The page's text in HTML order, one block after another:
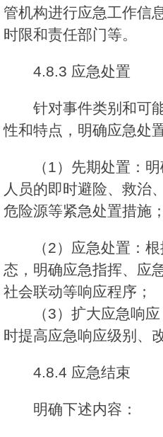
管机构进行应急工作信
时限和责任部门等。
4.8.3 应急处置
针对事件类别和可能
性和特点，明确应急处
（1）先期处置：明
人员的即时避险、救治
危险源等紧急处置措施；
（2）应急处置：根
态，明确应急指挥、应
社会联动等响应程序；
（3）扩大应急响应
时提高应急响应级别、
4.8.4 应急结束
明确下述内容：